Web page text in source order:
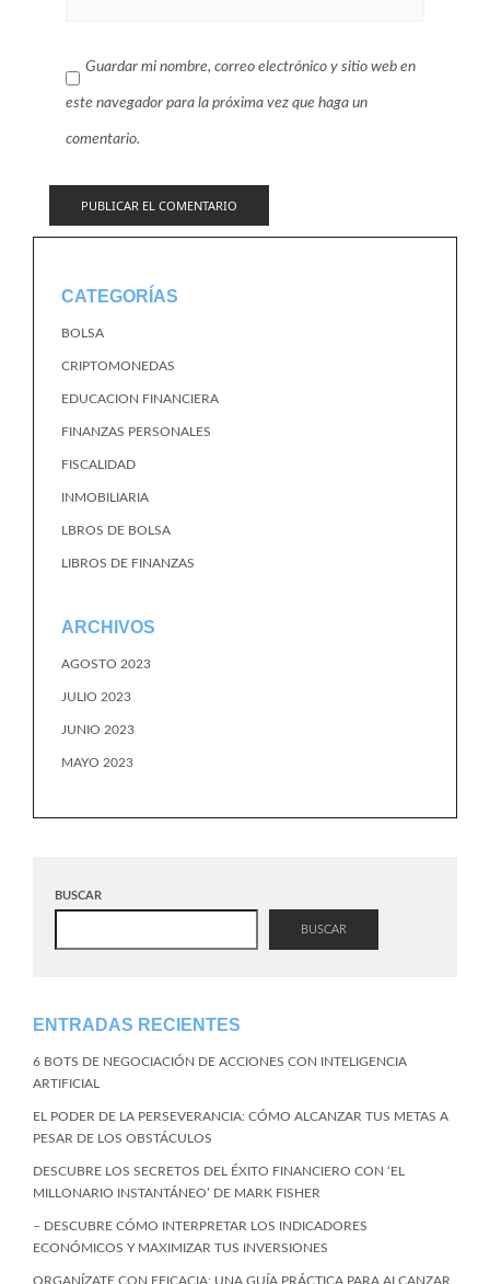
Guardar mi nombre, correo electrónico y sitio web en
este navegador para la próxima vez que haga un
comentario.
CATEGORÍAS
BOLSA
CRIPTOMONEDAS
EDUCACION FINANCIERA
FINANZAS PERSONALES
FISCALIDAD
INMOBILIARIA
LBROS DE BOLSA
LIBROS DE FINANZAS
ARCHIVOS
AGOSTO 2023
JULIO 2023
JUNIO 2023
MAYO 2023
BUSCAR
BUSCAR
ENTRADAS RECIENTES
6 BOTS DE NEGOCIACIÓN DE ACCIONES CON INTELIGENCIA
ARTIFICIAL
EL PODER DE LA PERSEVERANCIA: CÓMO ALCANZAR TUS METAS A
PESAR DE LOS OBSTÁCULOS
DESCUBRE LOS SECRETOS DEL ÉXITO FINANCIERO CON ‘EL
MILLONARIO INSTANTÁNEO’ DE MARK FISHER
– DESCUBRE CÓMO INTERPRETAR LOS INDICADORES
ECONÓMICOS Y MAXIMIZAR TUS INVERSIONES
ORGANÍZATE CON EFICACIA: UNA GUÍA PRÁCTICA PARA ALCANZAR